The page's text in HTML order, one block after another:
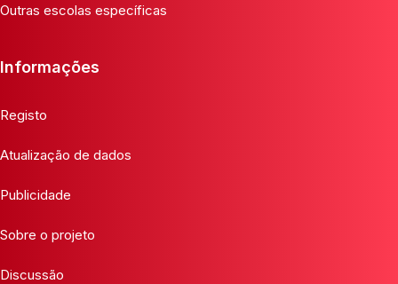
Outras escolas específicas
Informações
Registo
Atualização de dados
Publicidade
Sobre o projeto
Discussão